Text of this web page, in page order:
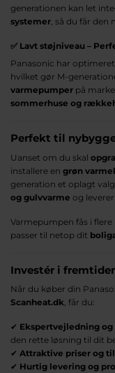
generationen kan let
systemer , så du får
✅ Lavt støjniveau –
Panasonic har
hvilket gør M-
varmepumper på
sommerhuse og
Perfekt til
Uanset om du skal
installere en grøn
generation et oplagt
og gulvvarme og
Varmepumpen fås i
passer til netop dit
Investér i
Når du køber din
Scanheat.dk , får du:
✔ Ekspertvejledning
den rette løsning til dit
✔ Attraktive priser og
✔ Hurtig levering og